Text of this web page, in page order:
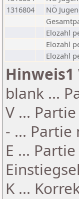
1316804
NÖ
Elozahl
Elozahl
Elozahl
Hinweis1
blank ...
V ...
- ...
E ...
K ...